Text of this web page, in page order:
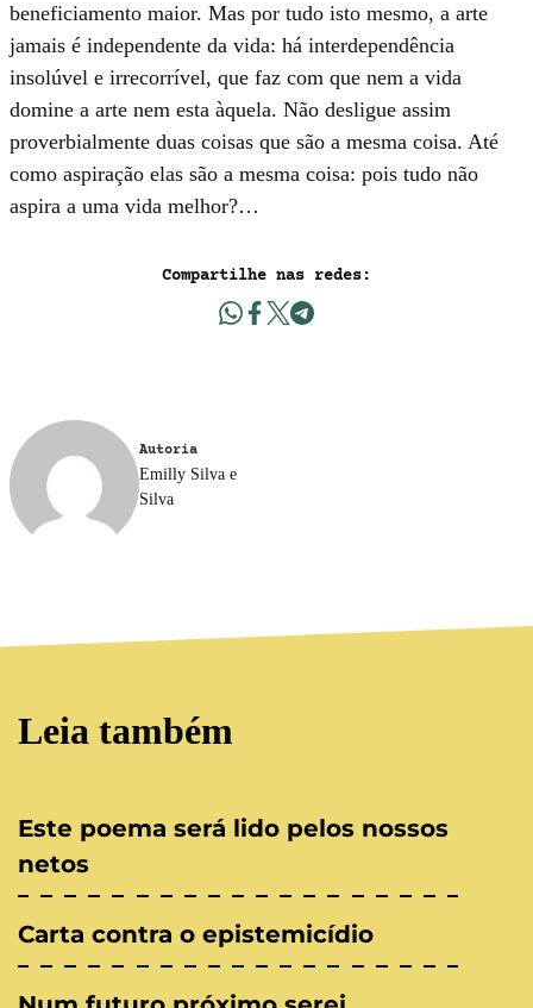
beneficiamento maior. Mas por tudo isto mesmo, a arte
jamais é indepen­dente da vida: há interdependência
insolúvel e irrecorrível, que faz com que nem a vida
domine a arte nem esta àquela. Não desligue assim
proverbial­mente duas coisas que são a mesma coisa. Até
como aspiração elas são a mesma coisa: pois tudo não
aspira a uma vida melhor?…
Compartilhe nas redes:
Autoria
Emilly Silva e
Silva
Leia também
Este poema será lido pelos nossos
netos
Carta contra o epistemicídio